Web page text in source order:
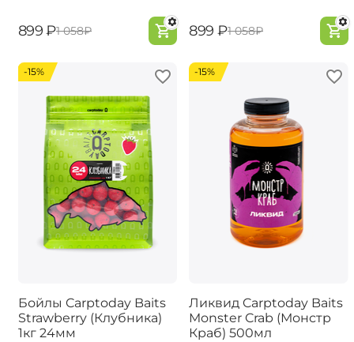
‍899‍ ₽‍1 058‍₽ ‍899‍ ₽‍1 058‍₽
-15%
Бойлы Carptoday Baits
Strawberry (Клубника)
1кг 24мм
-15%
Ликвид Carptoday Baits
Monster Crab (Монстр
Краб) 500мл